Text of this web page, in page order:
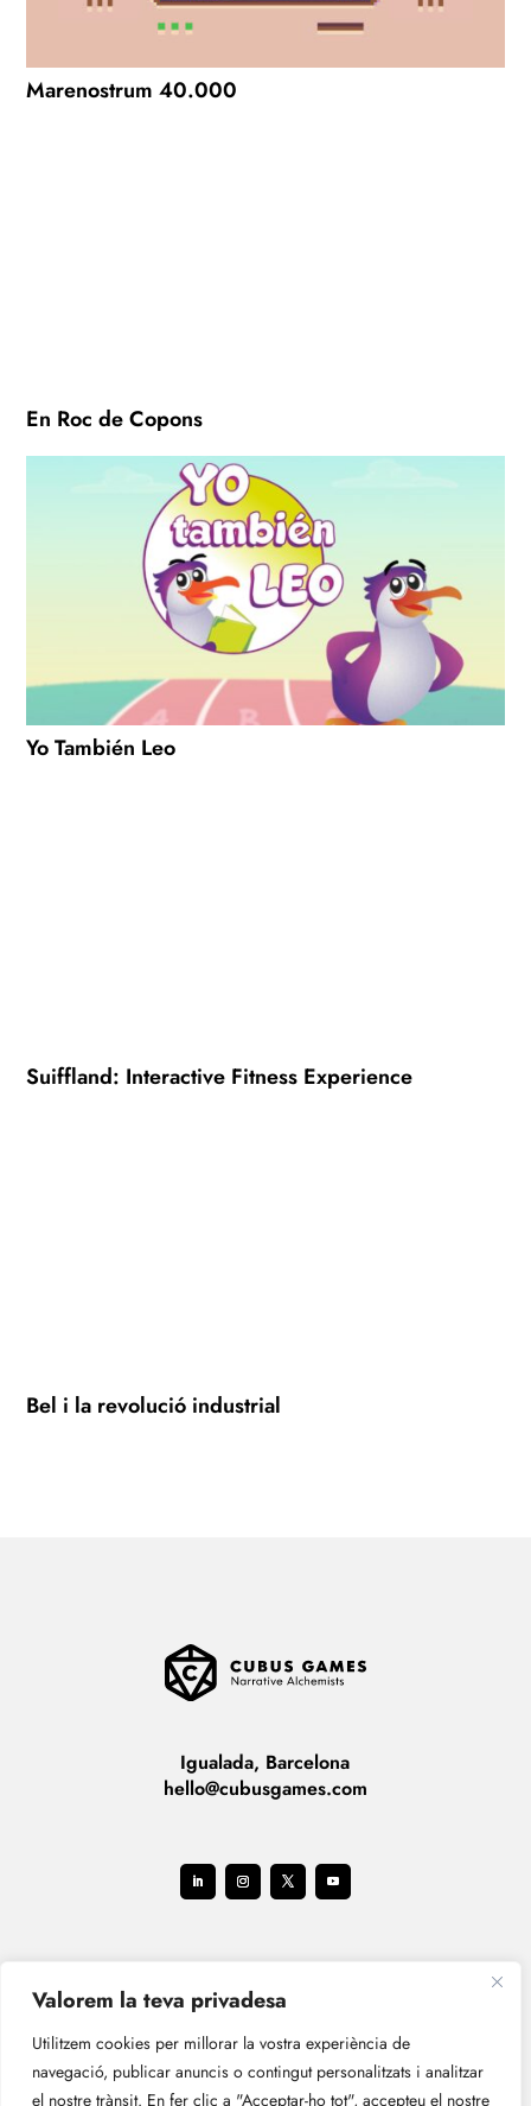
Valorem la teva privadesa
Utilitzem cookies per millorar la vostra experiència de
navegació, publicar anuncis o contingut personalitzats i analitzar
el nostre trànsit. En fer clic a "Acceptar-ho tot", accepteu el nostre
Marenostrum 40.000
En Roc de Copons
Yo También Leo
Suiffland: Interactive Fitness Experience
Bel i la revolució industrial
Igualada, Barcelona
hello@cubusgames.com